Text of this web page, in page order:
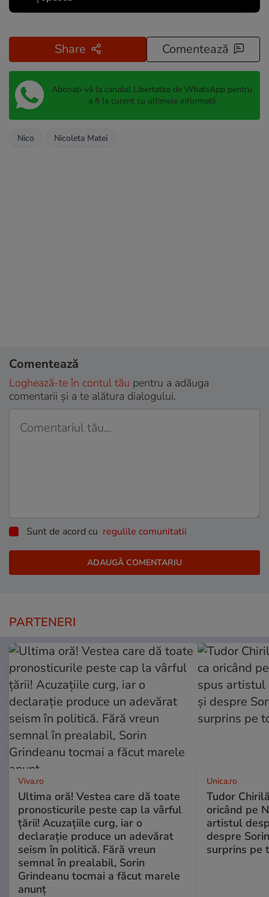
Share Comentează
Abonați-vă la canalul Libertatea de WhatsApp pentru
a fi la curent cu ultimele informații
Nico Nicoleta Matei
Comentează
Loghează-te în contul tău pentru a adăuga
comentarii și a te alătura dialogului.
Sunt de acord cu regulile comunitatii
PARTENERI
Viva.ro
Ultima oră! Vestea care dă toate
pronosticurile peste cap la vârful
țării! Acuzațiile curg, iar o
declarație produce un adevărat
seism în politică. Fără vreun
semnal în prealabil, Sorin
Grindeanu tocmai a făcut marele
anunț
Unica.ro
Tudor
oricând pe
artistul
despre
surprins pe